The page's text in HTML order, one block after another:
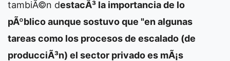
tambiÃ©n destacÃ³ la importancia de lo
pÃºblico aunque sostuvo que "en algunas
tareas como los procesos de escalado (de
producciÃ³n) el sector privado es mÃ¡s